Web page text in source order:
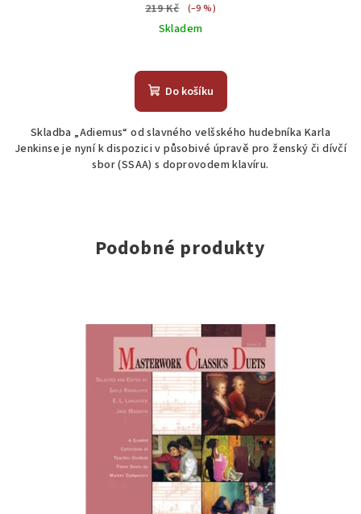
219 Kč
(–9 %)
Skladem
Do košíku
Skladba „Adiemus“ od slavného velšského hudebníka Karla
Jenkinse je nyní k dispozici v působivé úpravě pro ženský či dívčí
sbor (SSAA) s doprovodem klavíru.
Podobné produkty